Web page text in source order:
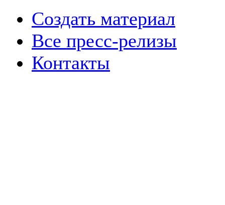
Создать материал
Все пресс-релизы
Контакты